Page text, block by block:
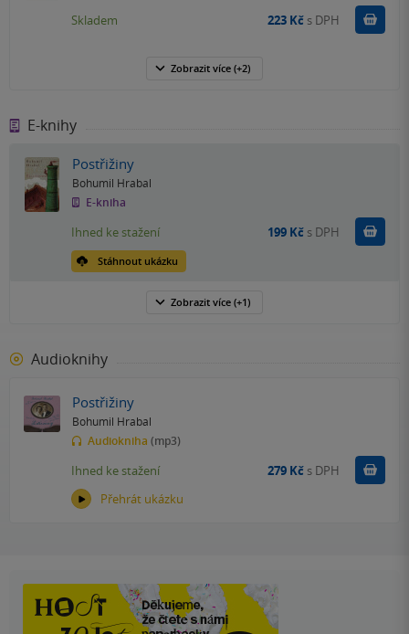
Skladem 223 Kč s DPH
Zobrazit více (+2)
E-knihy
Postřižiny
Bohumil Hrabal
E-kniha
Stáhnout ukázku
Ihned ke stažení 199 Kč s DPH Koupit
Zobrazit více (+1)
Audioknihy
Postřižiny
Bohumil Hrabal
Audiokniha (mp3)
Přehrát ukázku
Ihned ke stažení 279 Kč s DPH Koupit